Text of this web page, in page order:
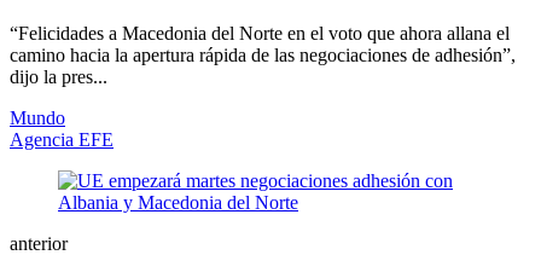
“Felicidades a Macedonia del Norte en el voto que ahora allana el
camino hacia la apertura rápida de las negociaciones de adhesión”,
dijo la pres...
Mundo
Agencia EFE
anterior